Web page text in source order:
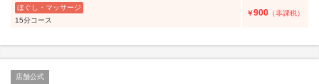
ほぐし・マッサージ
15分コース
￥900 （非課税）
店舗公式